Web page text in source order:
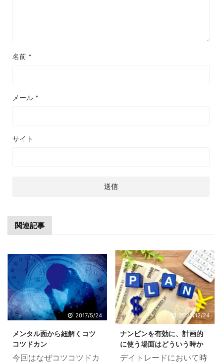
名前 *
メール *
サイト
関連記事
2017/5/24
メンタル面から紐解くコツ
コツドカン
今回はなぜコツコツドカ
2023/12/24
ナンピンを有効に、計画的
に使う場面はどういう時か
デイトレードにおいて時